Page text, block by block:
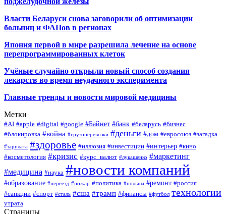
Власти Беларуси снова заговорили об оптимизации
больниц и ФАПов в регионах
Япония первой в мире разрешила лечение на основе
перепрограммированных клеток
Учёные случайно открыли новый способ создания
лекарств во время неудачного эксперимента
Главные тренды и новости мировой медицины
Метки
#AI #apple #digital #google #Байнет #банк #беларусь #бизнес
#блокировка #война #грузоперевозки #деньги #дом #евросоюз #загадка
#зарплата #здоровье #иллюзия #инвестиции #интерьер #кино
#косметология #кризис #курс_валют #лукашенко #маркетинг
#медицина #наука #новости компаний
#образование #переезд #пожар #политика #польша #ремонт #россия
#санкции #спорт #сталь #сша #трамп #финансы #футбол технологии
утрата
Страницы